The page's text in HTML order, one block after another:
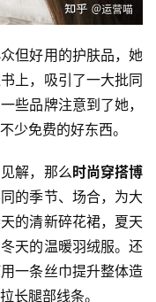
但好用的护肤品，她
上，吸引了一大批同
些品牌注意到了她，
少免费的好东西。
解，那么时尚穿搭博
的季节、场合，为大
的清新碎花裙，夏天
天的温暖羽绒服。还
一条丝巾提升整体造
长腿部线条。